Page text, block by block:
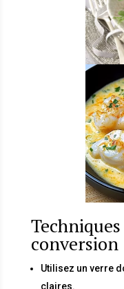
conversion
Utilisez un verre
claires.